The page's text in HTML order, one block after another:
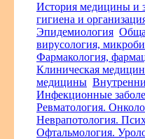
История медицины и
гигиена и
Эпидемиология
вирусология,
Фармакология,
Клиническая
медицины
Инфекционные
Ревматология.
Неврапотология.
Офтальмология.